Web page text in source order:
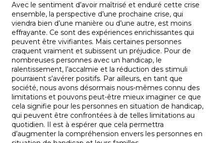
Avec le sentiment d’avoir maîtrisé et enduré cette crise
ensemble, la perspective d’une prochaine crise, qui
viendra bien d’une manière ou d’une autre, est moins
effrayante. Ce sont des expériences enrichissantes qui
peuvent être vivifiantes. Mais certaines personnes
craquent vraiment et subissent un préjudice. Pour de
nombreuses personnes avec un handicap, le
ralentissement, l’accalmie et la réduction des stimuli
pourraient s’avérer positifs. Par ailleurs, en tant que
société, nous avons désormais nous-mêmes connu des
limitations et pouvons peut-être mieux imaginer ce que
cela signifie pour les personnes en situation de handicap,
qui peuvent être confrontées à de telles limitations au
quotidien. Il est à espérer que cela permettra
d’augmenter la compréhension envers les personnes en